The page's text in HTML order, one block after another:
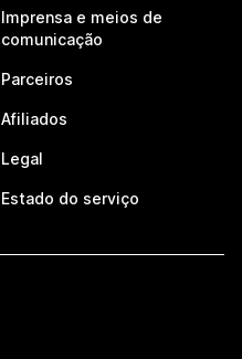
Imprensa e meios de
comunicação
Parceiros
Afiliados
Legal
Estado do serviço